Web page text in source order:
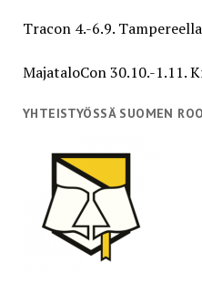
Tracon 4.-6.9. Tampereella
MajataloCon 30.10.-1.11.
YHTEISTYÖSSÄ SUOMEN